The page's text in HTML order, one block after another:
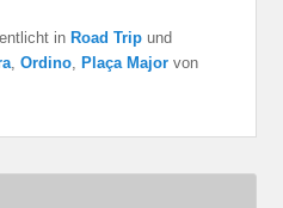
in Road Trip und
,Ordino, Plaça Major von